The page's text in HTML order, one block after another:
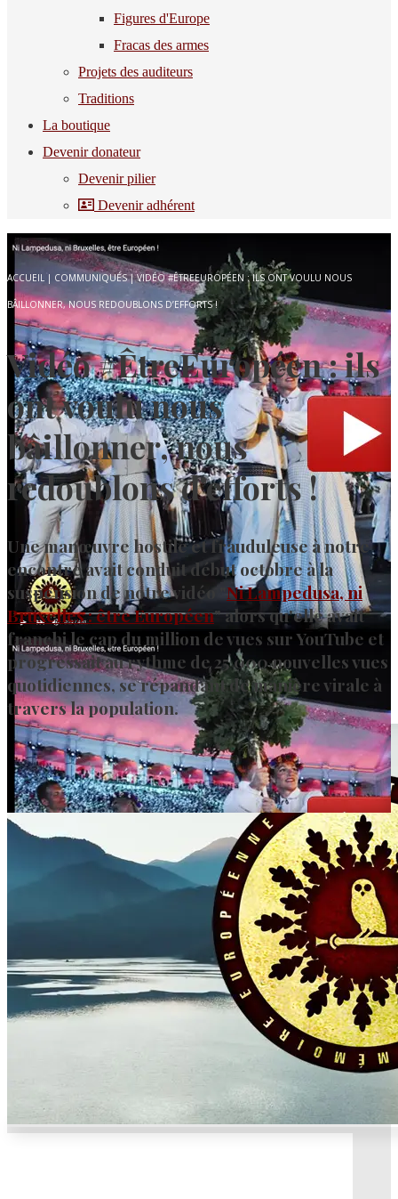
Figures d'Europe
Fracas des armes
Projets des auditeurs
Traditions
La boutique
Devenir donateur
Devenir pilier
Devenir adhérent
ACCUEIL | COMMUNIQUÉS|VIDÉO #ÊTREEUROPÉEN : ILS ONT VOULU NOUS
BÂILLONNER, NOUS REDOUBLONS D’EFFORTS !
Vidéo #ÊtreEuropéen : ils
ont voulu nous
bâillonner, nous
redoublons d’efforts !
Une manœuvre hostile et frauduleuse à notre
encontre avait conduit début octobre à la
suspension de notre vidéo " Ni Lampedusa, ni
Bruxelles : être Européen" alors qu'elle avait
franchi le cap du million de vues sur YouTube et
progressait au rythme de 25 000 nouvelles vues
quotidiennes, se répandant de manière virale à
travers la population.